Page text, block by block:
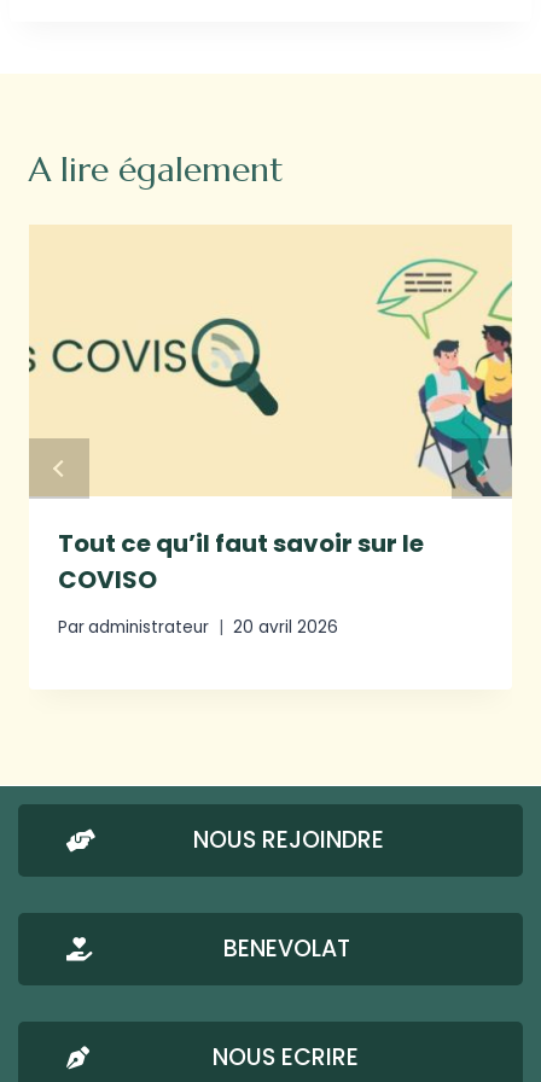
A lire également
Tout ce qu’il faut savoir sur le
COVISO
Paradministrateur 20 avril 2026
NOUS REJOINDRE
BENEVOLAT
NOUS ECRIRE